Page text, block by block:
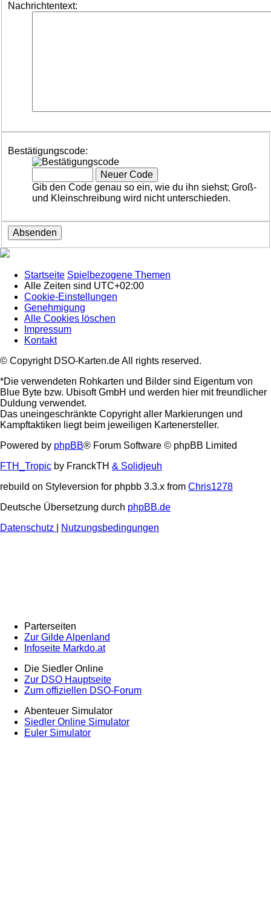
Nachrichtentext:
Bestätigungscode:
Gib den Code genau so ein, wie du ihn siehst; Groß-
und Kleinschreibung wird nicht unterschieden.
Startseite Spielbezogene Themen
Alle Zeiten sind UTC+02:00
Cookie-Einstellungen
Genehmigung
Alle Cookies löschen
Impressum
Kontakt
© Copyright DSO-Karten.de All rights reserved.
*Die verwendeten Rohkarten und Bilder sind Eigentum von
Blue Byte bzw. Ubisoft GmbH und werden hier mit freundlicher
Duldung verwendet.
Das uneingeschränkte Copyright aller Markierungen und
Kampftaktiken liegt beim jeweiligen Kartenersteller.
Powered by phpBB® Forum Software © phpBB Limited
FTH_Tropic by FranckTH & Solidjeuh
rebuild on Styleversion for phpbb 3.3.x from Chris1278
Deutsche Übersetzung durch phpBB.de
Datenschutz
Nutzungsbedingungen
Parterseiten
Zur Gilde Alpenland
Infoseite Markdo.at
Die Siedler Online
Zur DSO Hauptseite
Zum offiziellen DSO-Forum
Abenteuer Simulator
Siedler Online Simulator
Euler Simulator